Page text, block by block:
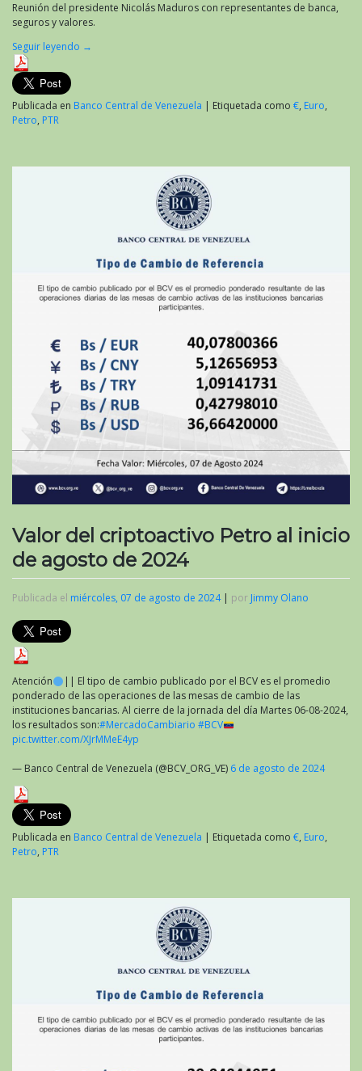
Reunión del presidente Nicolás Maduros con representantes de banca,
seguros y valores.
Seguir leyendo →
Publicada en Banco Central de Venezuela | Etiquetada como €, Euro,
Petro, PTR
Valor del criptoactivo Petro al inicio
de agosto de 2024
Publicada el miércoles, 07 de agosto de 2024| por Jimmy Olano
Atención
|| El tipo de cambio publicado por el BCV es el promedio
ponderado de las operaciones de las mesas de cambio de las
instituciones bancarias. Al cierre de la jornada del día Martes 06-08-2024,
los resultados son:#MercadoCambiario #BCV
pic.twitter.com/XJrMMeE4yp
— Banco Central de Venezuela (@BCV_ORG_VE) 6 de agosto de 2024
Publicada en Banco Central de Venezuela | Etiquetada como €, Euro,
Petro, PTR